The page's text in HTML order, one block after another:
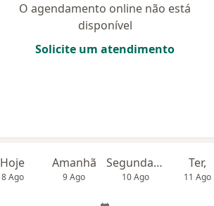
O agendamento online não está
disponível
Solicite um atendimento
Hoje
8 Ago
Amanhã
9 Ago
Segunda-feira
10 Ago
Ter,
11 Ago